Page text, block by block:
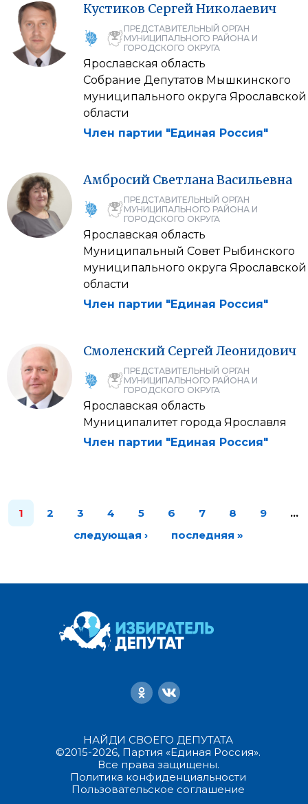
Кустиков СергейНиколаевич
ПРЕДСТАВИТЕЛЬНЫЙ ОРГАН
МУНИЦИПАЛЬНОГО РАЙОНА И
ГОРОДСКОГО ОКРУГА
Ярославская область
Собрание Депутатов Мышкинского
муниципального округа Ярославской
области
Член партии "Единая Россия"
Амбросий СветланаВасильевна
ПРЕДСТАВИТЕЛЬНЫЙ ОРГАН
МУНИЦИПАЛЬНОГО РАЙОНА И
ГОРОДСКОГО ОКРУГА
Ярославская область
Муниципальный Совет Рыбинского
муниципального округа Ярославской
области
Член партии "Единая Россия"
Смоленский СергейЛеонидович
ПРЕДСТАВИТЕЛЬНЫЙ ОРГАН
МУНИЦИПАЛЬНОГО РАЙОНА И
ГОРОДСКОГО ОКРУГА
Ярославская область
Муниципалитет города Ярославля
Член партии "Единая Россия"
1 2 3 4 5 6 7 8 9
…
следующая ›
последняя »
НАЙДИ СВОЕГО ДЕПУТАТА
©2015-2026, Партия «Единая Россия».
Все права защищены.
Политика конфиденциальности
Пользовательское соглашение